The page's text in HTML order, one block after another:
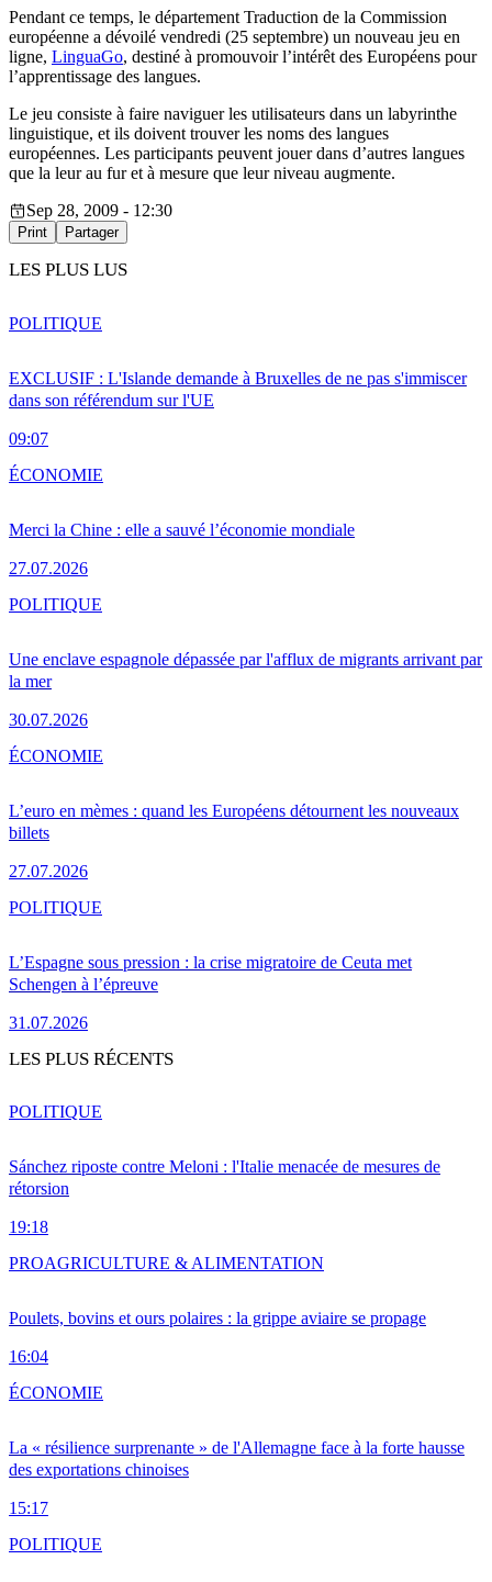
Pendant ce temps, le département Traduction de la Commission
européenne a dévoilé vendredi (25 septembre) un nouveau jeu en
ligne, LinguaGo, destiné à promouvoir l’intérêt des Européens pour
l’apprentissage des langues.
Le jeu consiste à faire naviguer les utilisateurs dans un labyrinthe
linguistique, et ils doivent trouver les noms des langues
européennes. Les participants peuvent jouer dans d’autres langues
que la leur au fur et à mesure que leur niveau augmente.
Sep 28, 2009 - 12:30
Print Partager
LES PLUS LUS
EXCLUSIF : L'Islande demande à Bruxelles de ne pas s'immiscer
dans son référendum sur l'UE
09:07
POLITIQUE
Merci la Chine : elle a sauvé l’économie mondiale
27.07.2026
ÉCONOMIE
Une enclave espagnole dépassée par l'afflux de migrants arrivant par
la mer
30.07.2026
POLITIQUE
L’euro en mèmes : quand les Européens détournent les nouveaux
billets
27.07.2026
ÉCONOMIE
L’Espagne sous pression : la crise migratoire de Ceuta met
Schengen à l’épreuve
31.07.2026
POLITIQUE
LES PLUS RÉCENTS
Sánchez riposte contre Meloni : l'Italie menacée de mesures de
rétorsion
19:18
POLITIQUE
Poulets, bovins et ours polaires : la grippe aviaire se propage
16:04
PROAGRICULTURE & ALIMENTATION
La « résilience surprenante » de l'Allemagne face à la forte hausse
des exportations chinoises
15:17
ÉCONOMIE
POLITIQUE